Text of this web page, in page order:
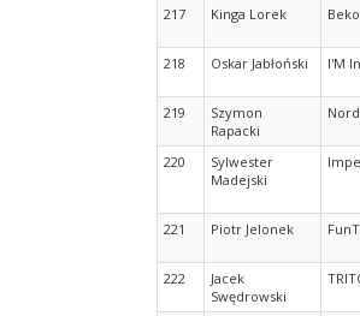
217 Kinga Lorek
218 Oskar Jabłoński I'M
219
Szymon
Rapacki
220
Sylwester
Madejski
221 Piotr Jelonek
222
Jacek
Swędrowski